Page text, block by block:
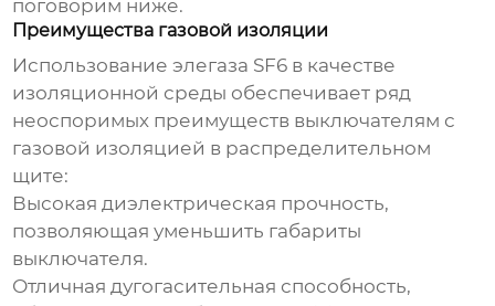
поговорим ниже.
Преимущества газовой изоляции
Использование элегаза SF6 в качестве
изоляционной среды обеспечивает ряд
неоспоримых преимуществ выключателям с
газовой изоляцией в распределительном
щите:
Высокая диэлектрическая прочность,
позволяющая уменьшить габариты
выключателя.
Отличная дугогасительная способность,